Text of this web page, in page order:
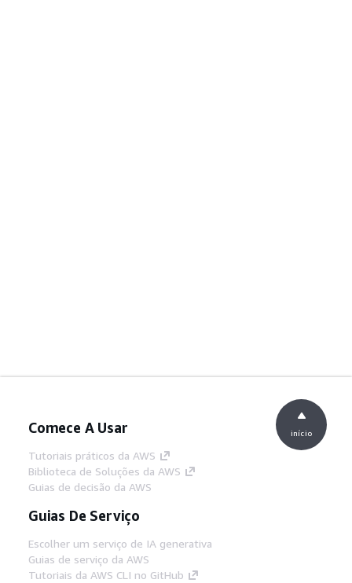
Comece A Usar
Tutoriais práticos da AWS
Biblioteca de Soluções da AWS
Guias de decisão da AWS
Guias De Serviço
Escolher um serviço de IA generativa
Guias de serviço da AWS
Tutoriais da AWS CLI no GitHub
início